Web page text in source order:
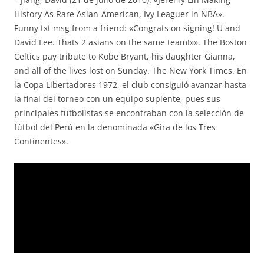
History As Rare Asian-American, Ivy Leaguer in NBA».
Funny txt msg from a friend: «Congrats on signing! U and
David Lee. Thats 2 asians on the same team!»». The Boston
Celtics pay tribute to Kobe Bryant, his daughter Gianna,
and all of the lives lost on Sunday. The New York Times. En
la Copa Libertadores 1972, el club consiguió avanzar hasta
la final del torneo con un equipo suplente, pues sus
principales futbolistas se encontraban con la selección de
fútbol del Perú en la denominada «Gira de los Tres
Continentes».